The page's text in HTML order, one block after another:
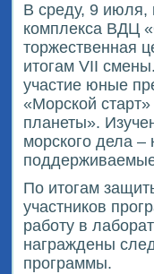
В среду, 9 июля,
комплекса ВДЦ
торжественная
итогам VII
участие юные
«Морской
планеты».
морского дела –
По итогам
участников
работу в
награждены
программы.